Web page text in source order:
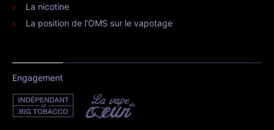
La nicotine
La position de l’OMS sur le vapotage
Engagement